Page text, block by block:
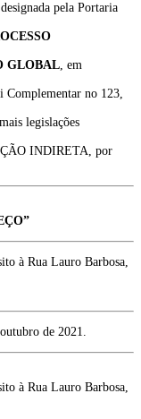
pela Portaria
GLOBAL, em
Complementar no 123,
legislações
INDIRETA, por
à Rua Lauro Barbosa,
de 2021.
à Rua Lauro Barbosa,